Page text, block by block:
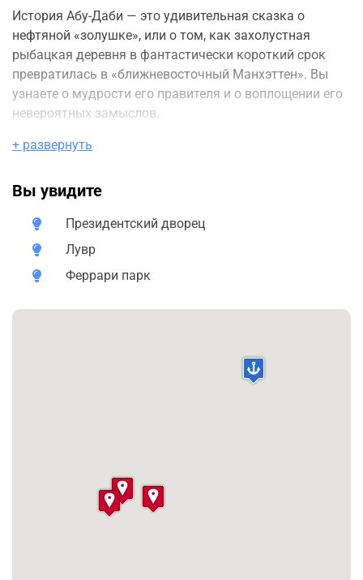
История Абу-Даби — это удивительная сказка о
нефтяной «золушке», или о том, как захолустная
рыбацкая деревня в фантастически короткий срок
превратилась в «ближневосточный Манхэттен». Вы
узнаете о мудрости его правителя и о воплощении его
невероятных замыслов.
+ развернуть
Вы увидите
Президентский дворец
Лувр
Феррари парк